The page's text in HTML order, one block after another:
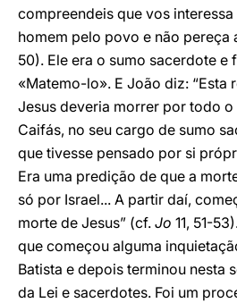
compreendeis que vos
homem pelo povo e não pereça
50). Ele era o sumo sacerdote e
«Matemo-lo». E João diz: “Esta
Jesus deveria morrer por todo
Caifás, no seu cargo de sumo
que tivesse pensado por si
Era uma predição de que a
só por Israel... A partir daí,
morte de Jesus” (cf. Jo 11, 51-
que começou alguma
Batista e depois terminou nesta
da Lei e sacerdotes. Foi um